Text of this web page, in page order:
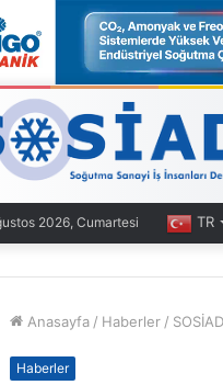
2026, Cumartesi TR
Anasayfa / Haberler /
Haberler